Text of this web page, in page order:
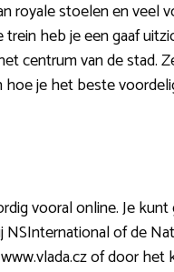
royale stoelen en veel
heb je een gaaf
centrum van de stad.
je het beste
vooral online. Je
of de
of door het